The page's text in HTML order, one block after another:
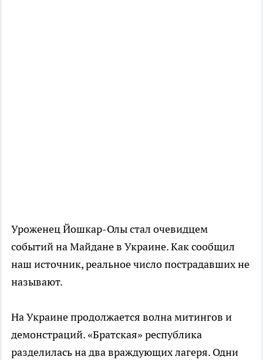
Уроженец Йошкар-Олы стал очевидцем
событий на Майдане в Украине. Как сообщил
наш источник, реальное число пострадавшихне
называют.
На Украине продолжается волна митингов и
демонстраций. «Братская» республика
разделилась на два враждующих лагеря. Одни